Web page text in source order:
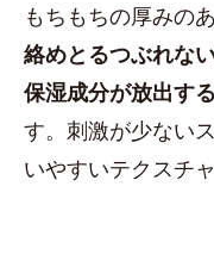
もちもちの厚みの
絡めとるつぶれな
保湿成分が放出す
す。刺激が少ない
いやすいテクスチ